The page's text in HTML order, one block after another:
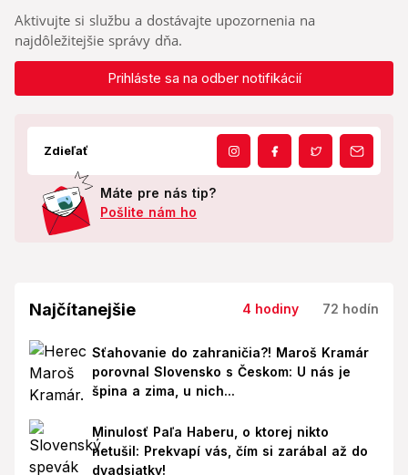
Aktivujte si službu a dostávajte upozornenia na
najdôležitejšie správy dňa.
Prihláste sa na odber notifikácií
Zdieľať
Máte pre nás tip?
Pošlite nám ho
Najčítanejšie 4 hodiny 72 hodín
Sťahovanie do zahraničia?! Maroš Kramár
porovnal Slovensko s Českom: U nás je
špina a zima, u nich...
Minulosť Paľa Haberu, o ktorej nikto
netušil: Prekvapí vás, čím si zarábal až do
dvadsiatky!